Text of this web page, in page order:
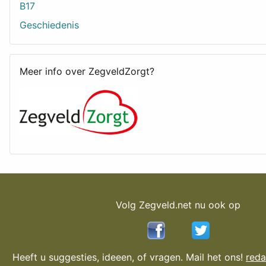
B17
Geschiedenis
Meer info over ZegveldZorgt?
Volg Zegveld.net nu ook op
Heeft u suggesties, ideeen, of vragen. Mail het ons!